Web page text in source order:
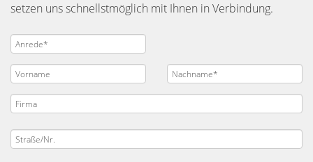
setzen uns schnellstmöglich mit Ihnen in Verbindung.